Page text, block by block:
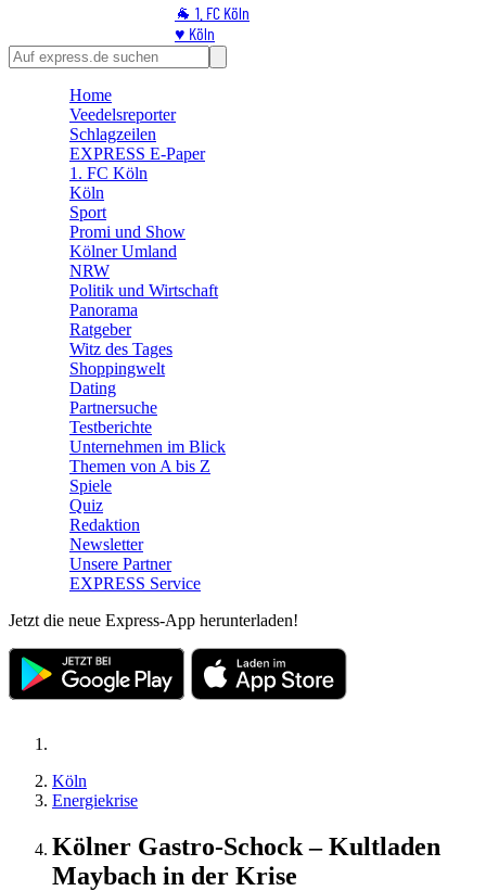
🐐 1. FC Köln
♥️ Köln
⭐ Promi
🛒 Shoppingwelt
Home
Veedelsreporter
Schlagzeilen
EXPRESS E-Paper
1. FC Köln
Köln
Sport
Promi und Show
Kölner Umland
NRW
Politik und Wirtschaft
Panorama
Ratgeber
Witz des Tages
Shoppingwelt
Dating
Partnersuche
Testberichte
Unternehmen im Blick
Themen von A bis Z
Spiele
Quiz
Redaktion
Newsletter
Unsere Partner
EXPRESS Service
Jetzt die neue Express-App herunterladen!
Köln
Energiekrise
Kölner Gastro-Schock – Kultladen
Maybach in der Krise